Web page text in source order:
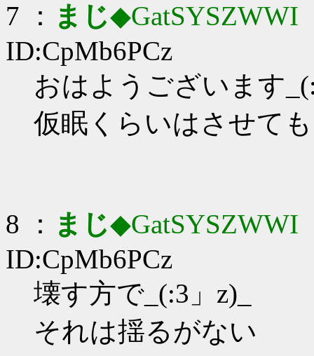
7 ： まじ◆GatSYSZWWI
ID:CpMb6PCz
おはようございます
仮眠くらいはさせて
8 ： まじ◆GatSYSZWWI
ID:CpMb6PCz
壊す方で_(:3」z)_
それは揺るがない